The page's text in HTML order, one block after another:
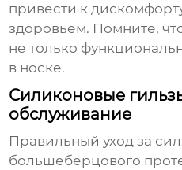
привести к
здоровьем. Помните,
не только
в носке.
Силиконовые
обслуживание
Правильный уход за
большеберцового